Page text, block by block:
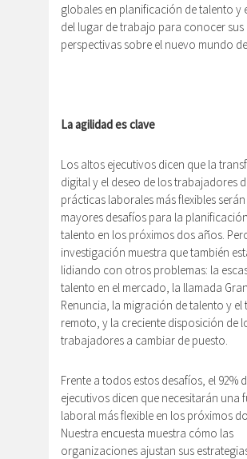
globales en planificación de talento y
del lugar de trabajo para conocer sus
perspectivas sobre el nuevo mundo
La agilidad es clave
Los altos ejecutivos dicen que la
digital y el deseo de los trabajadores
prácticas laborales más flexibles
mayores desafíos para la
talento en los próximos dos años.
investigación muestra que también
lidiando con otros problemas: la
talento en el mercado, la llamada Gran
Renuncia, la migración de talento y el
remoto, y la creciente disposición de
trabajadores a cambiar de puesto.
Frente a todos estos desafíos, el 92%
ejecutivos dicen que necesitarán una
laboral más flexible en los próximos
Nuestra encuesta muestra cómo las
organizaciones ajustan sus